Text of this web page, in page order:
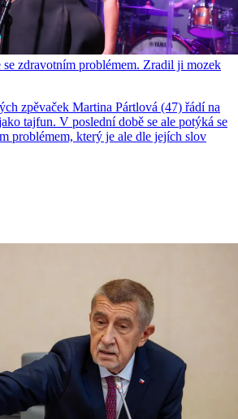
zdravotním problémem. Zradil ji mozek
zpěvaček Martina Pártlová (47) řádí na
tajfun. V poslední době se ale potýká se
problémem, který je ale dle jejích slov